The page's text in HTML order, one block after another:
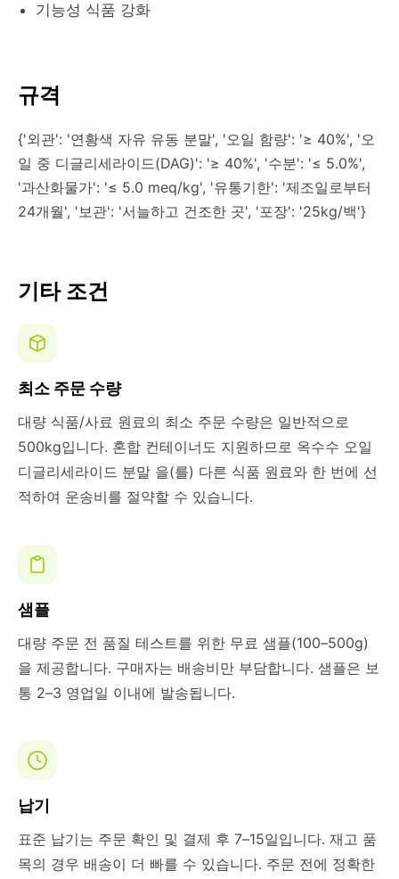
기능성 식품 강화
규격
{'외관': '연황색 자유 유동 분말', '오일 함량': '≥ 40%', '오
일 중 디글리세라이드(DAG)': '≥ 40%', '수분': '≤ 5.0%',
'과산화물가': '≤ 5.0 meq/kg', '유통기한': '제조일로부터
24개월', '보관': '서늘하고 건조한 곳', '포장': '25kg/백'}
기타 조건
최소 주문 수량
대량 식품/사료 원료의 최소 주문 수량은 일반적으로
500kg입니다. 혼합 컨테이너도 지원하므로 옥수수 오일
디글리세라이드 분말 을(를) 다른 식품 원료와 한 번에 선
적하여 운송비를 절약할 수 있습니다.
샘플
대량 주문 전 품질 테스트를 위한 무료 샘플(100–500g)
을 제공합니다. 구매자는 배송비만 부담합니다. 샘플은 보
통 2–3 영업일 이내에 발송됩니다.
납기
표준 납기는 주문 확인 및 결제 후 7–15일입니다. 재고 품
목의 경우 배송이 더 빠를 수 있습니다. 주문 전에 정확한